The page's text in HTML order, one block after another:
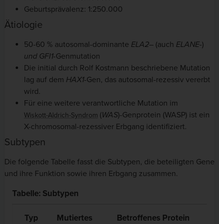
Geburtsprävalenz: 1:250.000
Ätiologie
50-60 % autosomal-dominante ELA2– (auch ELANE-)
und GFI1-Genmutation
Die initial durch Rolf Kostmann beschriebene Mutation
lag auf dem HAX1-Gen, das autosomal-rezessiv vererbt
wird.
Für eine weitere verantwortliche Mutation im
Wiskott-Aldrich-Syndrom (WAS)-Genprotein (WASP) ist ein
X-chromosomal-rezessiver Erbgang identifiziert.
Subtypen
Die folgende Tabelle fasst die Subtypen, die beteiligten Gene
und ihre Funktion sowie ihren Erbgang zusammen.
Tabelle: Subtypen
Typ
Mutiertes
Betroffenes Protein